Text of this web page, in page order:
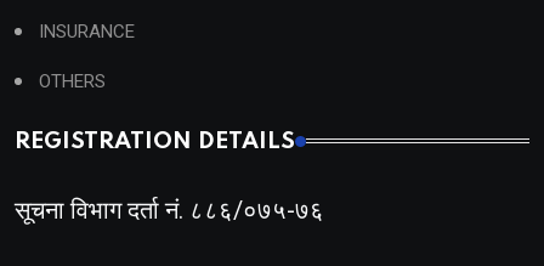
INSURANCE
OTHERS
REGISTRATION DETAILS
सूचना विभाग दर्ता नं. ८८६/०७५-७६